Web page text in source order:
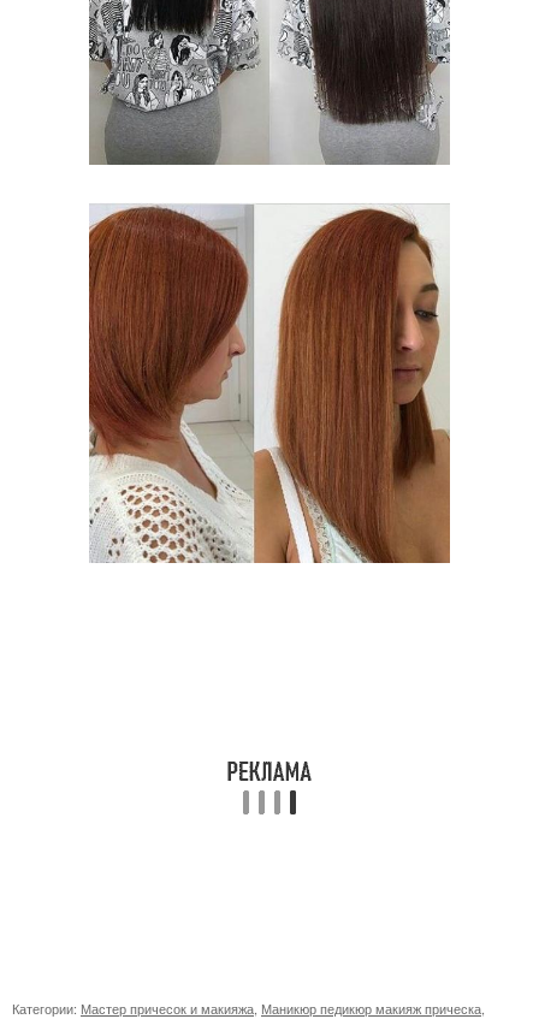
Категории: Мастер причесок и макияжа Маникюр педикюр макияж прическа